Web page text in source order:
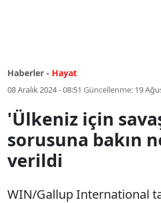
Haberler - Hayat
08 Aralık 2024 - 08:51 Güncellenme: 19
'Ülkeniz için
sorusuna bakın
verildi
WIN/Gallup International